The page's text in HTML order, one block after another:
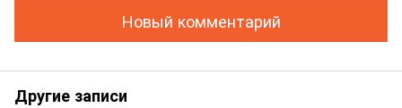
Новый комментарий
Другие записи